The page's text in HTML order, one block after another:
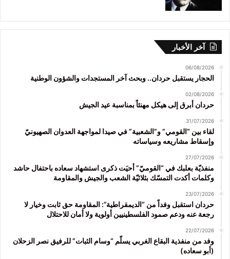
آخر الأخبار
06/08/2026
الحجار يستقبل حردان.. وبحث آخر المستجدات والشؤون الوطنية
02/08/2026
حردان أبرق إلى هيكل مهنئاً بمناسبة عيد الجيش
31/07/2026
لقاء بين “القومي” و”الشعبية” في صيدا لمواجهة العدوان الصهيونيّ
وإسقاط مشاريعه وسياساته
27/07/2026
منفذيّة بعلبك في “القوميّ” أحيَت ذكرى استشهاد سعاده باحتفال حاشد
وكلمات أكدت التمسّك بثلاثيّة الشعب والجيش والمقاومة
23/07/2026
حردان استقبل وفداً من “الديمقراطية”: المقاومة حق ثابت وخيار لا
رجعة عنه ودعم صمود الفلسطينيين أولوية ولا أمان للاحتلال
22/07/2026
وفد من منفذية البقاع الغربي يسلّم “وسام الثبات” للرفيق نصر الزحلان
(أبو سعاده)